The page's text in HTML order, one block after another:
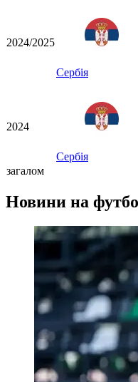
2024/2025
Сербія
2024
Сербія
загалом
Новини на